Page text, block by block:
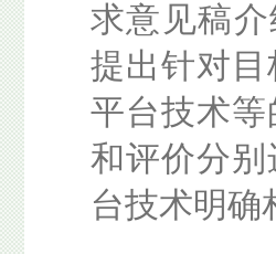
求意见稿
提出针对
平台技术
和评价分
台技术明确